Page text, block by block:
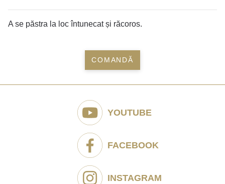
A se păstra la loc întunecat și răcoros.
COMANDĂ
YOUTUBE
FACEBOOK
INSTAGRAM